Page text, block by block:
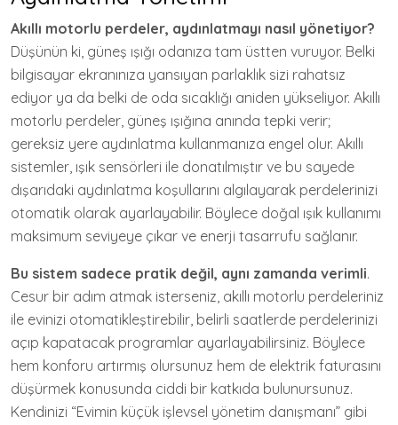
Akıllı motorlu perdeler, aydınlatmayı nasıl yönetiyor?
Düşünün ki, güneş ışığı odanıza tam üstten vuruyor. Belki
bilgisayar ekranınıza yansıyan parlaklık sizi rahatsız
ediyor ya da belki de oda sıcaklığı aniden yükseliyor. Akıllı
motorlu perdeler, güneş ışığına anında tepki verir;
gereksiz yere aydınlatma kullanmanıza engel olur. Akıllı
sistemler, ışık sensörleri ile donatılmıştır ve bu sayede
dışarıdaki aydınlatma koşullarını algılayarak perdelerinizi
otomatik olarak ayarlayabilir. Böylece doğal ışık kullanımı
maksimum seviyeye çıkar ve enerji tasarrufu sağlanır.
Bu sistem sadece pratik değil, aynı zamanda verimli.
Cesur bir adım atmak isterseniz, akıllı motorlu perdeleriniz
ile evinizi otomatikleştirebilir, belirli saatlerde perdelerinizi
açıp kapatacak programlar ayarlayabilirsiniz. Böylece
hem konforu artırmış olursunuz hem de elektrik faturasını
düşürmek konusunda ciddi bir katkıda bulunursunuz.
Kendinizi “Evimin küçük işlevsel yönetim danışmanı” gibi